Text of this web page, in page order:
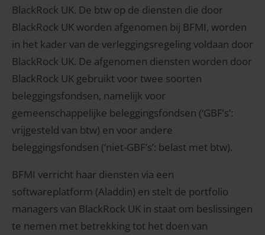
BlackRock UK. De btw op de diensten die door
BlackRock UK worden afgenomen bij BFMI, worden
in het kader van de verleggingsregeling voldaan door
BlackRock UK. De afgenomen diensten worden door
BlackRock UK gebruikt voor twee soorten
beleggingsfondsen, namelijk voor
gemeenschappelijke beleggingsfondsen (‘GBF’s’:
vrijgesteld van btw) en voor andere
beleggingsfondsen (‘niet-GBF’s’: belast met btw).
BFMI verricht haar diensten via een
softwareplatform (Aladdin) en stelt de portfolio
managers van BlackRock UK in staat om beslissingen
te nemen met betrekking tot het doen van